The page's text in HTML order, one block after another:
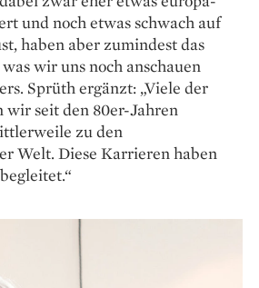
und noch etwas schwach auf
haben aber zumindest das
wir uns noch anschauen
Sprüth ergänzt: „Viele der
seit den 80er-Jahren
zu den
Welt. Diese Karrieren haben